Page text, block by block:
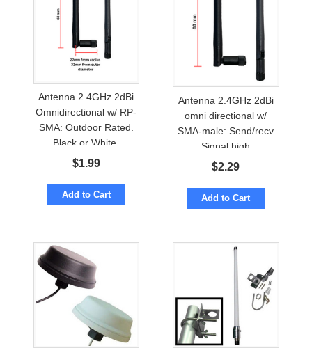
Antenna 2.4GHz 2dBi
Omnidirectional w/ RP-
SMA: Outdoor Rated.
Black or White.
$1.99
Add to Cart
Antenna 2.4GHz 2dBi
omni directional w/
SMA-male: Send/recv
Signal high
$2.29
Add to Cart